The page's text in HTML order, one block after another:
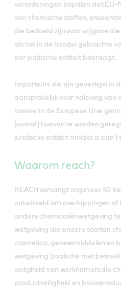
verordeningen bepalen dat EU-
van chemische stoffen,
die bedoeld zijn voor vrijgave
als het in de handel gebrachte
per juridische entiteit bedraagt.
Importeurs die zijn gevestigd in
aansprakelijk voor naleving van
hoewel in de Europese Unie
(vooraf) hoeven te worden
juridische entiteit minder is dan 1
Waarom reach?
REACH vervangt ongeveer 40
ontwikkeld om overlappingen
andere chemicaliënwetgeving
wetgeving die andere soorten
cosmetica, geneesmiddelen en
wetgeving (zoals die met
veiligheid van werknemers die
productveiligheid en